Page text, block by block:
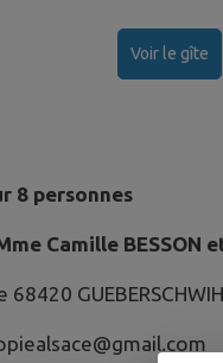
Voir le gîte
8 personnes
Camille BESSON
68420